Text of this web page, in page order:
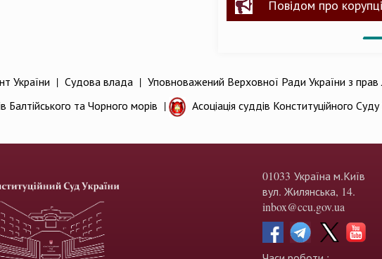
Повідом про
України | Судова влада | Уповноважений Верховної Ради України з
Балтійського та Чорного морів | Асоціація суддів Конституційного Суду
01033 Україна м.Київ
вул. Жилянська, 14.
inbox@ccu.gov.ua